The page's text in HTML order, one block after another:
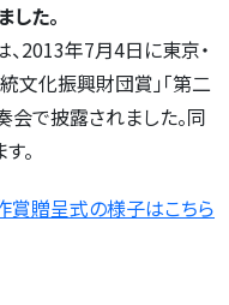
した。
2013年7月4日に東京・
文化振興財団賞」「第二
会で披露されました。同
。
贈呈式の様子はこちら